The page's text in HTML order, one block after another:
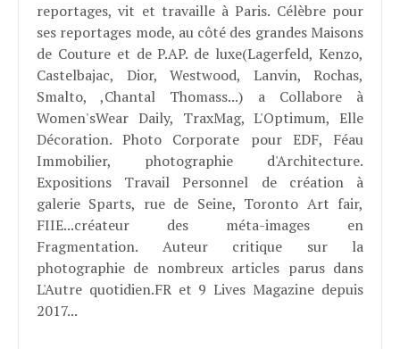
reportages, vit et travaille à Paris. Célèbre pour
ses reportages mode, au côté des grandes Maisons
de Couture et de P.AP. de luxe(Lagerfeld, Kenzo,
Castelbajac, Dior, Westwood, Lanvin, Rochas,
Smalto, ,Chantal Thomass...) a Collabore à
Women'sWear Daily, TraxMag, L'Optimum, Elle
Décoration. Photo Corporate pour EDF, Féau
Immobilier, photographie d'Architecture.
Expositions Travail Personnel de création à
galerie Sparts, rue de Seine, Toronto Art fair,
FIIE...créateur des méta-images en
Fragmentation. Auteur critique sur la
photographie de nombreux articles parus dans
L'Autre quotidien.FR et 9 Lives Magazine depuis
2017...